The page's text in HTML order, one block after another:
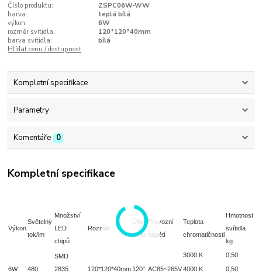
Číslo produktu:
ZSPC06W-WW
barva:
teplá bílá
výkon:
6W
rozměr svítidla:
120*120*40mm
barva svítidla:
bílá
Hlídat cenu / dostupnost
Kompletní specifikace
Parametry
Komentáře 0
Kompletní specifikace
Výkon
Světelný
tok/lm
Množství
LED
chipů
Rozměr
Úhel
svitu
Provozní
napětí
Teplota
chromatičnosti
Hmotnost
svítidla
kg
6W 480
SMD
2835
120*120*40mm 120° AC85~265V
3000 K
0,50
4000 K
0,50